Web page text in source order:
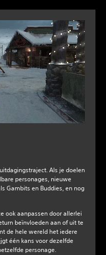
Als je doelen
personages, nieuwe
Gambits en Buddies, en nog
ook aanpassen door allerlei
beïnvloeden aan of uit te
de hele wereld het iedere
één kans voor dezelfde
personage.